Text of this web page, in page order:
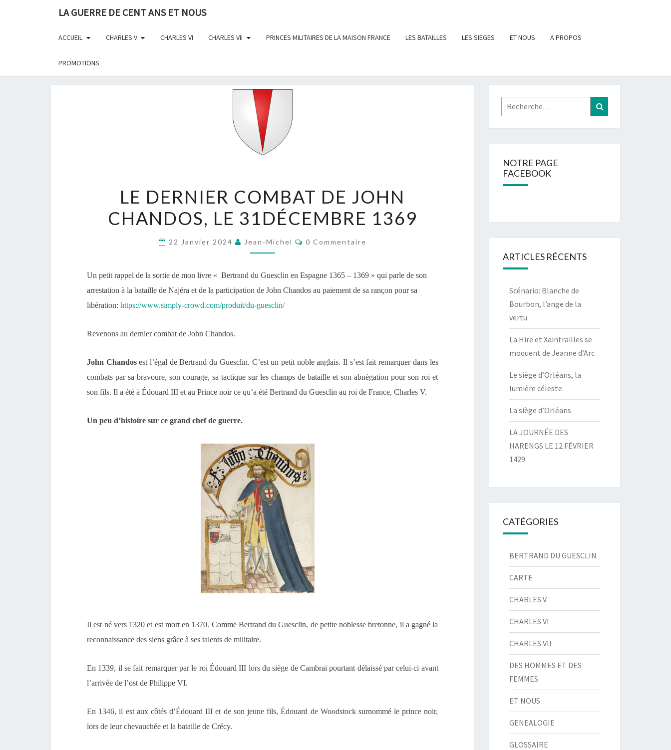
LA GUERRE DE CENT ANS ET NOUS
ACCUEIL CHARLES V CHARLES VI CHARLES VII PRINCES MILITAIRES DE LA MAISON FRANCE LES BATAILLES LES SIEGES ET NOUS A PROPOS
PROMOTIONS
DERNIER
COMBAT
DE
JOHN
LE
31DÉCEMBRE
1369
LE DERNIER COMBAT DE JOHN
CHANDOS, LE 31DÉCEMBRE 1369
22 Janvier 2024 Jean-Michel Commentaires
0 Commentaire
Un petit rappel de la sortie de mon livre « Bertrand du Guesclin en Espagne 1365 – 1369 » qui parle de son
arrestation à la bataille de Najéra et de la participation de John Chandos au paiement de sa rançon pour sa
libération: https://www.simply-crowd.com/produit/du-guesclin/
Revenons au dernier combat de John Chandos.
John Chandosest l’égal de Bertrand du Guesclin. C’est un petit noble anglais. Il s’est fait remarquer dans les
combats par sa bravoure, son courage, sa tactique sur les champs de bataille et son abnégation pour son roi et
son fils. Il a été à Édouard III et au Prince noir ce qu’a été Bertrand du Guesclin au roi de France, Charles V.
Un peu d’histoire sur ce grand chef de guerre.
Il est né vers 1320 et est mort en 1370. Comme Bertrand du Guesclin, de petite noblesse bretonne, il a gagné la
reconnaissance des siens grâce à ses talents de militaire.
En 1339, il se fait remarquer par le roi Édouard III lors du siège de Cambrai pourtant délaissé par celui-ci avant
l’arrivée de l’ost de Philippe VI.
En 1346, il est aux côtés d’Édouard III et de son jeune fils, Édouard de Woodstock surnommé le prince noir,
lors de leur chevauchée et la bataille de Crécy.
Rechercher :
NOTRE PAGE
FACEBOOK
ARTICLES RÉCENTS
Scénario: Blanche de
Bourbon, l’ange de la
vertu
La Hire et Xaintrailles se
moquent de Jeanne d’Arc
Le siège d’Orléans, la
lumière céleste
La siège d’Orléans
LA JOURNÉE DES
HARENGS LE 12 FÉVRIER
1429
CATÉGORIES
BERTRAND DU GUESCLIN
CARTE
CHARLES V
CHARLES VI
CHARLES VII
DES HOMMES ET DES
FEMMES
ET NOUS
GENEALOGIE
GLOSSAIRE